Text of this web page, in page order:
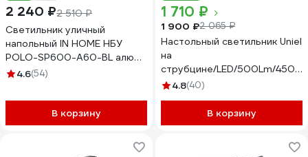
2 240 ₽2 510 ₽
Светильник уличный
напольный IN HOME НБУ
POLO-SP600-A60-BL алюм
под А60 Е27 600мм черный
4.6(54)
В корзину
1 710 ₽
1 900 ₽2 065 ₽
Настольный светильник Uniel
на
струбцине/LED/500Lm/
524 Black/8W/ 10608
4.8(40)
В корзину